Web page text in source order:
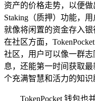
资产的价格走势，以便
Staking（质押）功能，
就像将闲置的资金存入银
在社区方面，
社区，用户可以像一群
息，还能第一时间获取
个充满智慧和活力的知识
TokenPocket 钱包也